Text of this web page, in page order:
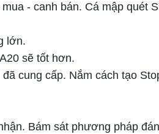
- canh bán. Cá mập quét
lớn.
sẽ tốt hơn.
cung cấp. Nắm cách tạo
Bám sát phương pháp